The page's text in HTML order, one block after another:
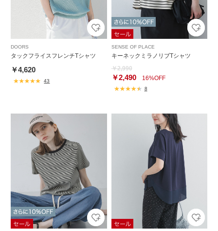
DOORS
タックフライスフレンチTシャツ
￥4,620
43
SENSE OF PLACE
キーネックミラノリブTシャツ
￥2,990
￥2,49016%OFF
8